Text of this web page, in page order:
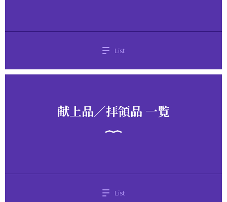
List
献上品／拝領品 一覧
List